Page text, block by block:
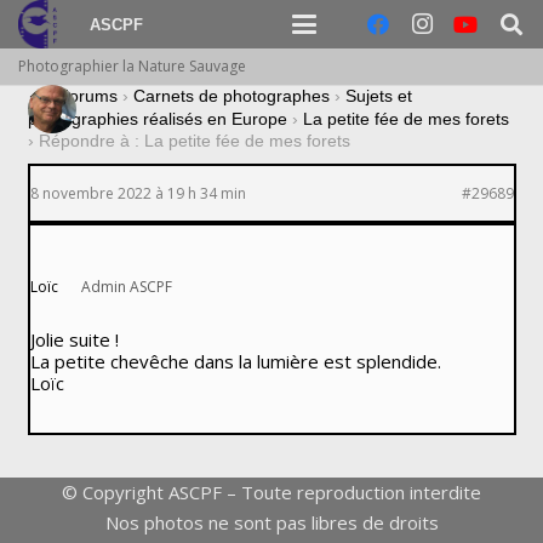
ASCPF
Photographier la Nature Sauvage
› Forums › Carnets de photographes › Sujets et
photographies réalisés en Europe › La petite fée de mes forets
› Répondre à : La petite fée de mes forets
8 novembre 2022 à 19 h 34 min #29689
Loïc Admin ASCPF
Jolie suite !
La petite chevêche dans la lumière est splendide.
Loïc
© Copyright ASCPF – Toute reproduction interdite
Nos photos ne sont pas libres de droits